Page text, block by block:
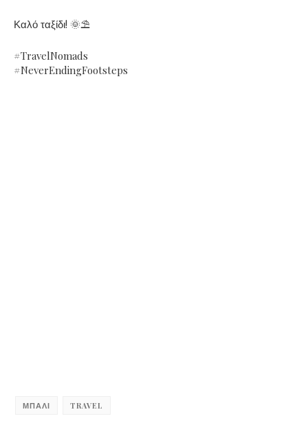
Καλό ταξίδι! 🌞⛱
#TravelNomads
#NeverEndingFootsteps
ΜΠΑΛΙ TRAVEL